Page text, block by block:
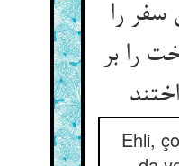
سفر را
را بر
Ehli,